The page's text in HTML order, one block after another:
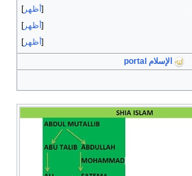
أظهر
أظهر
أظهر
الإسلام portal